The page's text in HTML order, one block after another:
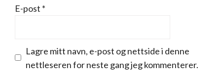
E-post *
Lagre mitt navn, e-post og nettside i denne
nettleseren for neste gang jeg kommenterer.